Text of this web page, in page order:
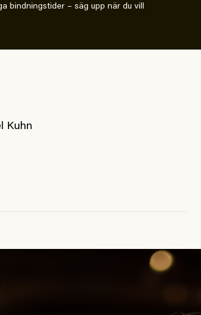
bindningstider – säg upp när du vill
Kuhn